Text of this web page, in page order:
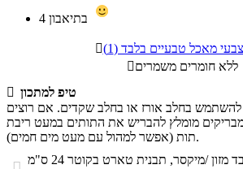
4

מאכל טבעיים בלבד (1)
ללא חומרים משמרים
 טיפ למתכון
להשתמש בחלב אורז או בחלב שקדים. אם רוצים
מומלץ להבריש את התותים במעט ריבת
תות (אפשר למהול עם מעט מים חמים).